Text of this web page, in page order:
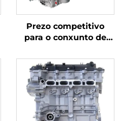
Prezo competitivo
para o conxunto de
BMW X6, cabezal e
bloque de cilindros
para automóbiles a
gasolina nos Estados
Unidos, con certificado
ISO